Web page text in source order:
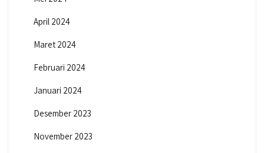
April 2024
Maret 2024
Februari 2024
Januari 2024
Desember 2023
November 2023